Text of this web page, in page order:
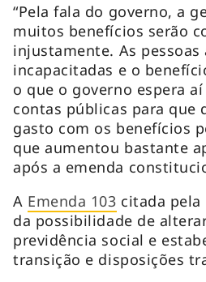
“Pela fala do governo, a
muitos benefícios serão
injustamente. As
incapacitadas e o
o que o governo espera
contas públicas para que
gasto com os benefícios
que aumentou bastante
após a emenda
A Emenda 103 citada
da possibilidade de
previdência social e
transição e disposições